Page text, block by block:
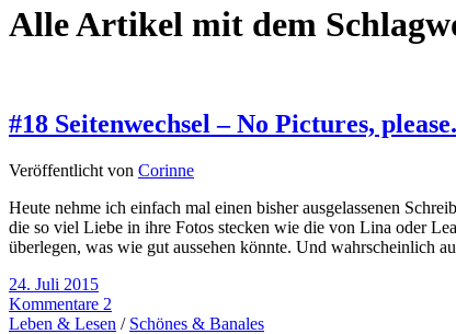
Alle Artikel mit dem
#18 Seitenwechsel – No Pictures,
Veröffentlicht von Corinne
Heute nehme ich einfach mal einen bisher ausgelassenen
die so viel Liebe in ihre Fotos stecken wie die von Lina oder
überlegen, was wie gut aussehen könnte. Und wahrscheinlich
24. Juli 2015
Kommentare 2
Leben & Lesen / Schönes & Banales